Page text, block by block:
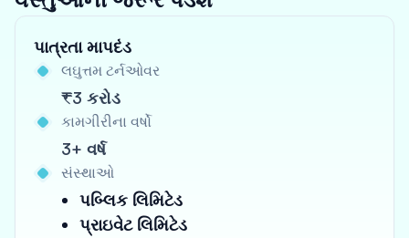
પાત્રતા માપદંડ
લઘુત્તમ ટર્નઓવર
₹3 કરોડ
કામગીરીના વર્ષો
3+ વર્ષ
સંસ્થાઓ
પબ્લિક લિમિટેડ
પ્રાઇવેટ લિમિટેડ